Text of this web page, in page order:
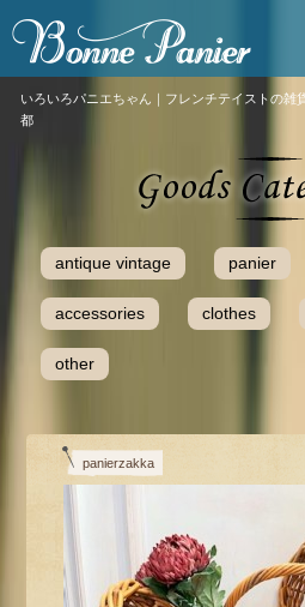
いろいろパニエちゃん｜フレンチテイストの雑
都
antique vintage panier
accessories clothes
other
panierzakka